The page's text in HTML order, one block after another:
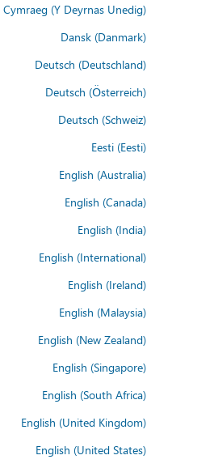
Cymraeg (Y Deyrnas Unedig)
Dansk (Danmark)
Deutsch (Deutschland)
Deutsch (Österreich)
Deutsch (Schweiz)
Eesti (Eesti)
English (Australia)
English (Canada)
English (India)
English (International)
English (Ireland)
English (Malaysia)
English (New Zealand)
English (Singapore)
English (South Africa)
English (United Kingdom)
English (United States)